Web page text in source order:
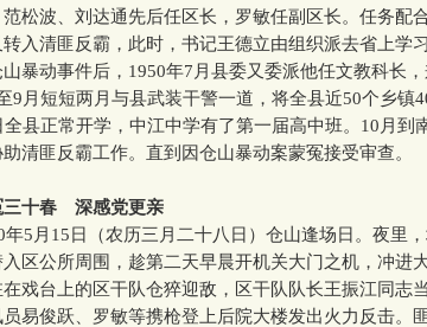
松波、刘达通先后任区长，罗敏任副区长。任务配
入清匪反霸，此时，书记王德立由组织派去省上学
暴动事件后，1950年7月县委又委派他任文教科长
9月短短两月与县武装干警一道，将全县近50个乡镇
全县正常开学，中江中学有了第一届高中班。10月到
清匪反霸工作。直到因仓山暴动案蒙冤接受审查。
三十春 深感党更亲
月15日（农历三月二十八日）仓山逢场日。夜里，
区公所周围，趁第二天早晨开机关大门之机，冲进
戏台上的区干队仓猝迎敌，区干队队长王振江同志
易俊跃、罗敏等携枪登上后院大楼发出火力反击。